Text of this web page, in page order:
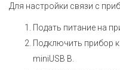
Для настройки связи с
Подать питание на
Подключить прибор
miniUSB B.